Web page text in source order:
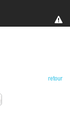
retour